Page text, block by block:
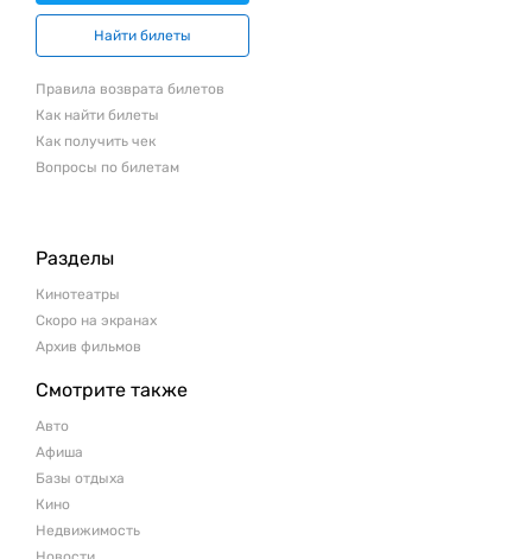
Найти билеты
Правила возврата билетов
Как найти билеты
Как получить чек
Вопросы по билетам
Разделы
Кинотеатры
Скоро на экранах
Архив фильмов
Смотрите также
Авто
Афиша
Базы отдыха
Кино
Недвижимость